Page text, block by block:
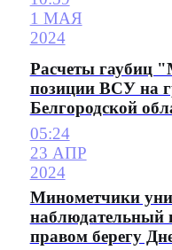
1 МАЯ
2024
Расчеты гаубиц
позиции ВСУ на
Белгородской
05:24
23 АПР
2024
Минометчики
наблюдательный
правом берегу